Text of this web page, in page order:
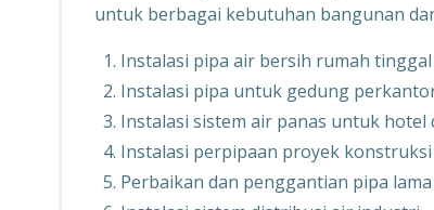
untuk berbagai kebutuhan bangunan
Instalasi pipa air bersih rumah tinggal
Instalasi pipa untuk gedung
Instalasi sistem air panas untuk hotel
Instalasi perpipaan proyek konstruksi
Perbaikan dan penggantian pipa lama